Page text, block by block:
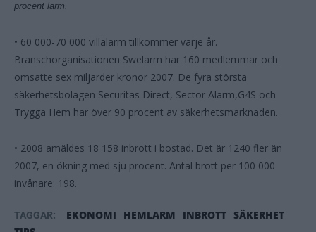
procent larm.
• 60 000-70 000 villalarm tillkommer varje år.
Branschorganisationen Swelarm har 160 medlemmar och
omsatte sex miljarder kronor 2007. De fyra största
säkerhetsbolagen Securitas Direct, Sector Alarm,G4S och
Trygga Hem har över 90 procent av säkerhetsmarknaden.
• 2008 amäldes 18 158 inbrott i bostad. Det är 1240 fler än
2007, en ökning med sju procent. Antal brott per 100 000
invånare: 198.
TAGGAR: EKONOMI HEMLARM INBROTT SÄKERHET